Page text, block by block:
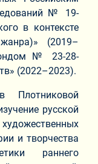
№ 19-
в контексте
(2019–
№ 23-28-
(2022–2023).
Плотниковой
русской
художественных
и творчества
раннего